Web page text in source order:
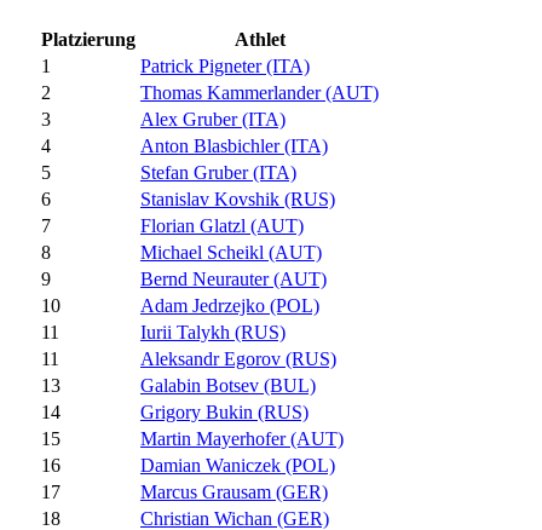
Platzierung
Athlet
1
Patrick Pigneter (ITA)
2
Thomas Kammerlander (AUT)
3
Alex Gruber (ITA)
4
Anton Blasbichler (ITA)
5
Stefan Gruber (ITA)
6
Stanislav Kovshik (RUS)
7
Florian Glatzl (AUT)
8
Michael Scheikl (AUT)
9
Bernd Neurauter (AUT)
10
Adam Jedrzejko (POL)
11
Iurii Talykh (RUS)
11
Aleksandr Egorov (RUS)
13
Galabin Botsev (BUL)
14
Grigory Bukin (RUS)
15
Martin Mayerhofer (AUT)
16
Damian Waniczek (POL)
17
Marcus Grausam (GER)
18
Christian Wichan (GER)